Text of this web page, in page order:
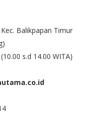
Balikpapan Timur
s.d 14.00 WITA)